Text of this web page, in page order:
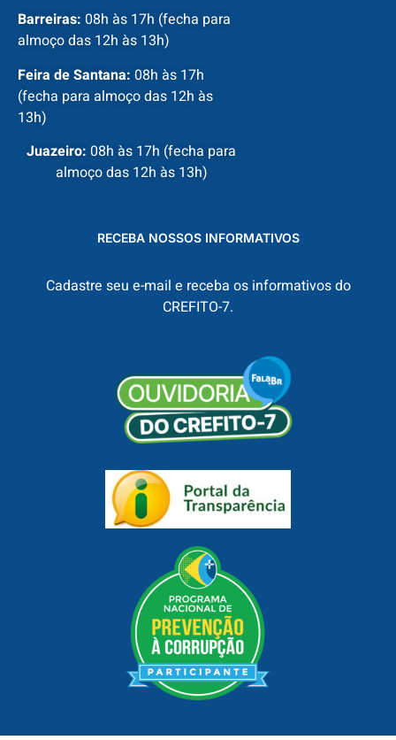
Barreiras: 08h às 17h (fecha para
almoço das 12h às 13h)
Feira de Santana: 08h às 17h
(fecha para almoço das 12h às
13h)
Juazeiro: 08h às 17h (fecha para
almoço das 12h às 13h)
RECEBA NOSSOS INFORMATIVOS
Cadastre seu e-mail e receba os informativos do
CREFITO-7.